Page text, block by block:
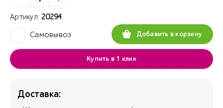
Артикул: 20294
Самовывоз Добавить в корзину
Купить в 1 клик
Доставка: